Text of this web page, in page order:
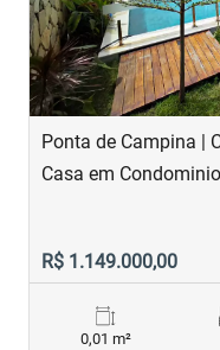
Ponta de Campina |
Casa em
R$ 1.149.000,00
0,01 m²